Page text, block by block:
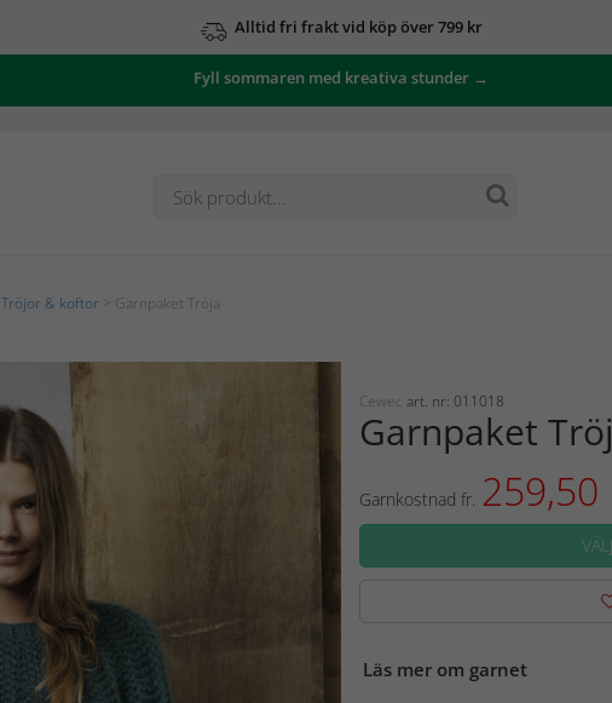
Alltid fri frakt vid köp över 799 kr
Fyll sommaren med kreativa stunder →
Tröjor & koftor > Garnpaket Tröja
Cewec art. nr: 011018
Garnpaket
Garnkostnad fr. 259,50
Läs mer om garnet